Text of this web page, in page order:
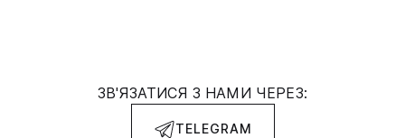
ЗВ'ЯЗАТИСЯ З НАМИ ЧЕРЕЗ:
TELEGRAM